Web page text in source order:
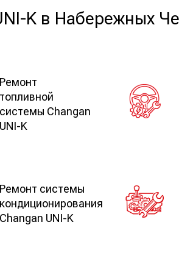
K в Набережных
Ремонт
топливной
системы Changan
UNI-K
Ремонт системы
кондиционирования
Changan UNI-K